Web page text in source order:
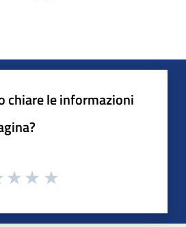
chiare le informazioni